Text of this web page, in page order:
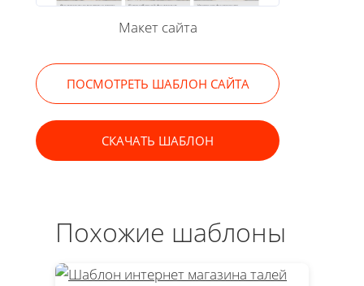
Макет сайта
ПОСМОТРЕТЬ ШАБЛОН САЙТА
СКАЧАТЬ ШАБЛОН
Похожие шаблоны